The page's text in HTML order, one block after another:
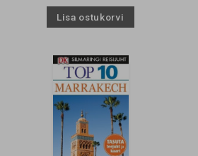
Lisa ostukorvi